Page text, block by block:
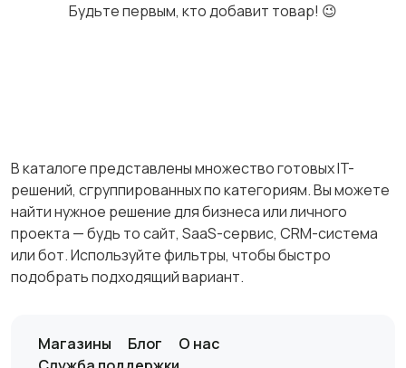
Будьте первым, кто добавит товар! 😉
В каталоге представлены множество готовых IT-
решений, сгруппированных по категориям. Вы можете
найти нужное решение для бизнеса или личного
проекта — будь то сайт, SaaS-сервис, CRM-система
или бот. Используйте фильтры, чтобы быстро
подобрать подходящий вариант.
Магазины Блог
О нас